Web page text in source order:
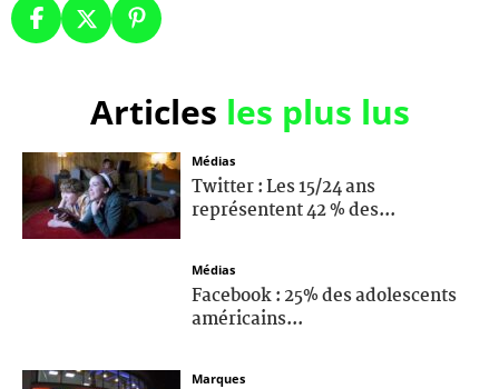
Articles les plus lus
Médias
Twitter : Les 15/24 ans
représentent 42 % des...
Médias
Facebook : 25% des adolescents
américains...
Marques